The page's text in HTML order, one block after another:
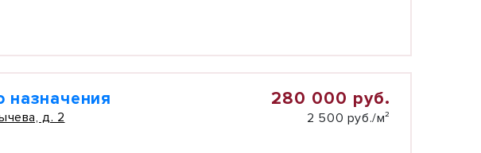
назначения
д. 2
280 000 руб.
2 500 руб./м²